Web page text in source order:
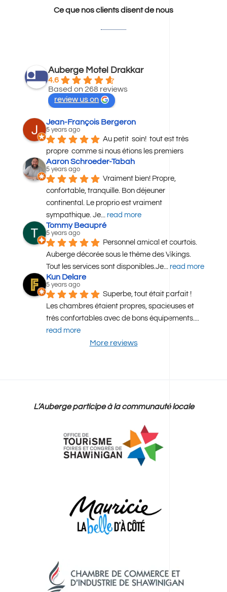
Ce que nos clients disent de nous
Auberge Motel Drakkar
4.6
Based on 268 reviews
review us on
Jean-François Bergeron
5 years ago
Au petit  soin!  tout est très
propre  comme si nous étions les premiers
Aaron Schroeder-Tabah
5 years ago
Vraiment bien! Propre,
confortable, tranquille. Bon déjeuner
continental. Le proprio est vraiment
sympathique. Je
read more
Tommy Beaupré
5 years ago
Personnel amical et courtois.
Auberge décorée sous le thème des Vikings.
Tout les services sont disponibles.Je
read more
Kun Delare
5 years ago
Superbe, tout était parfait !
Les chambres étaient propres, spacieuses et
très confortables avec de bons équipements.
read more
More reviews
L’Auberge participe à la communauté locale